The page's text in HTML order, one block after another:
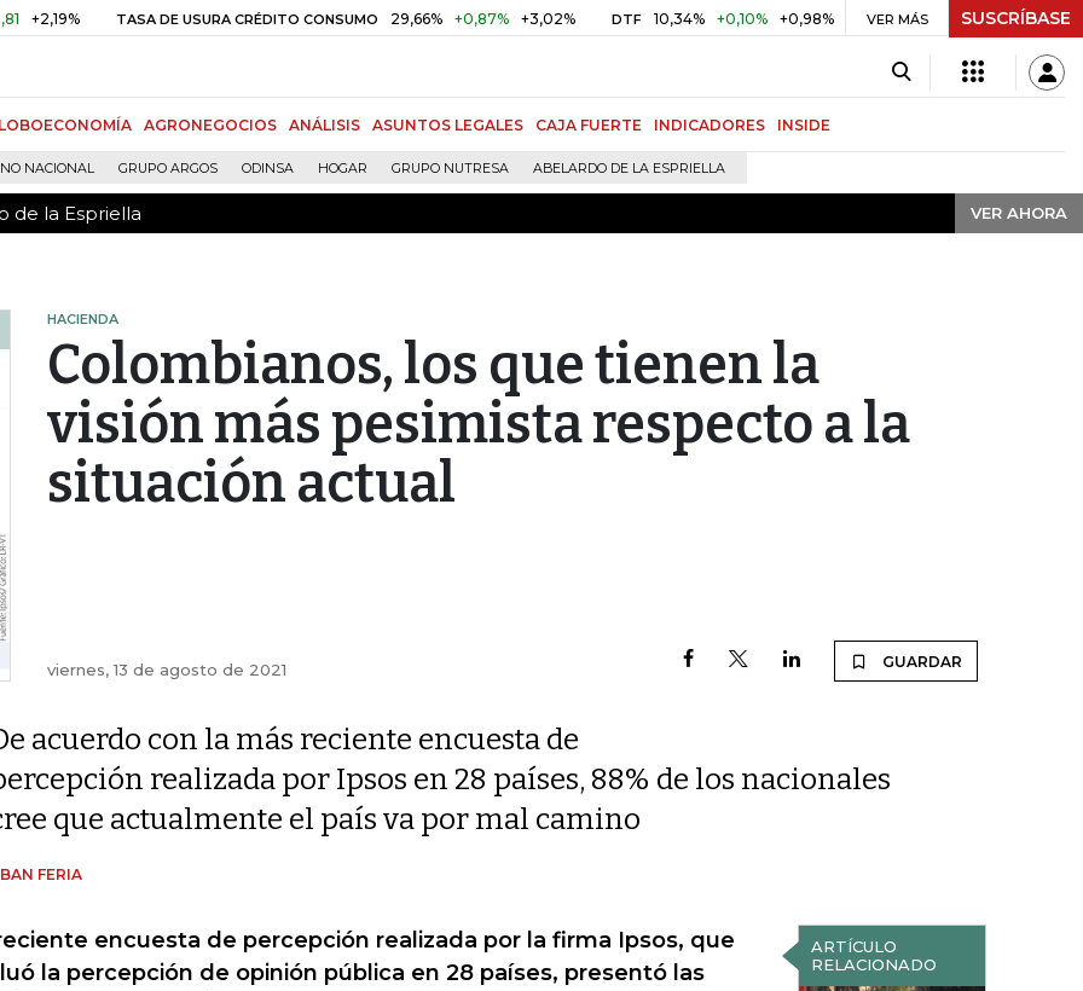
TASA DE USURA CRÉDITO CONSUMO 29,66% +0,87% +3,02% DTF 10,34% +0,10% +0,98% UVR $ 416,91 +$ 0,05 +0,01%
VER MÁS SUSCRÍBASE
AGRONEGOCIOS ANÁLISIS ASUNTOS LEGALES CAJA FUERTE INDICADORES INSIDE
NACIONAL GRUPO ARGOS ODINSA HOGAR GRUPO NUTRESA ABELARDO DE LA ESPRIELLA
de la Espriella VER AHORA
de la Espriella VER AHORA
HACIENDA
Colombianos, los que tienen la
visión más pesimista respecto a la
situación actual
viernes, 13 de agosto de 2021 GUARDAR
acuerdo con la más reciente encuesta de
realizada por Ipsos en 28 países, 88% de los nacionales
que actualmente el país va por mal camino
FERIA
ARTÍCULO
RELACIONADO
encuesta de percepción realizada por la firma Ipsos, que
la percepción de opinión pública en 28 países, presentó las